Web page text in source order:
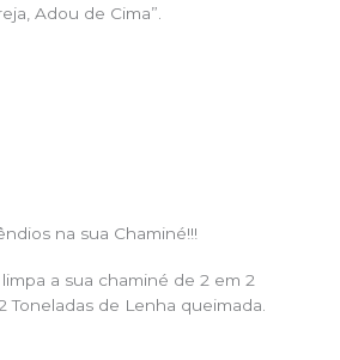
Adou de Cima”.
na sua Chaminé!!!
a sua chaminé de 2 em 2
Toneladas de Lenha queimada.